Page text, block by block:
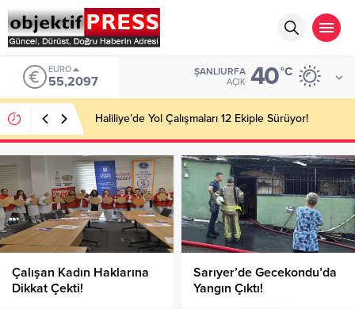
EURO
55,2097
ŞANLIURFA
AÇIK 40°C
Haliliye’de Yol Çalışmaları 12 Ekiple Sürüyor!
Çalışan Kadın Haklarına
Dikkat Çekti!
Sarıyer’de Gecekondu’da
Yangın Çıktı!